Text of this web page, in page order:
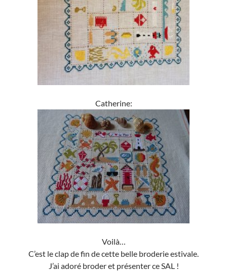
Catherine:
Voilà…
C’est le clap de fin de cette belle broderie estivale.
J’ai adoré broder et présenter ce SAL !